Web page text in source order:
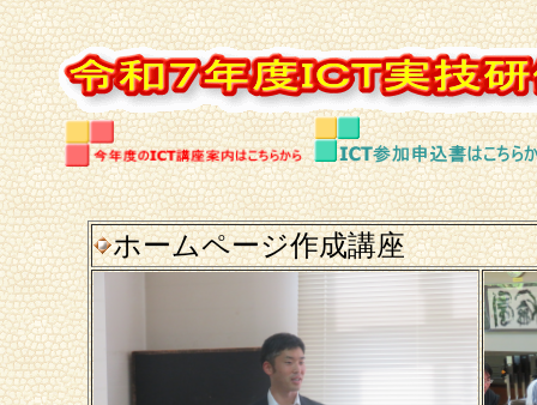
ホームページ作成講座